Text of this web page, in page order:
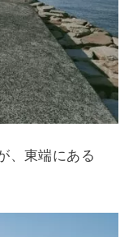
、東端にある